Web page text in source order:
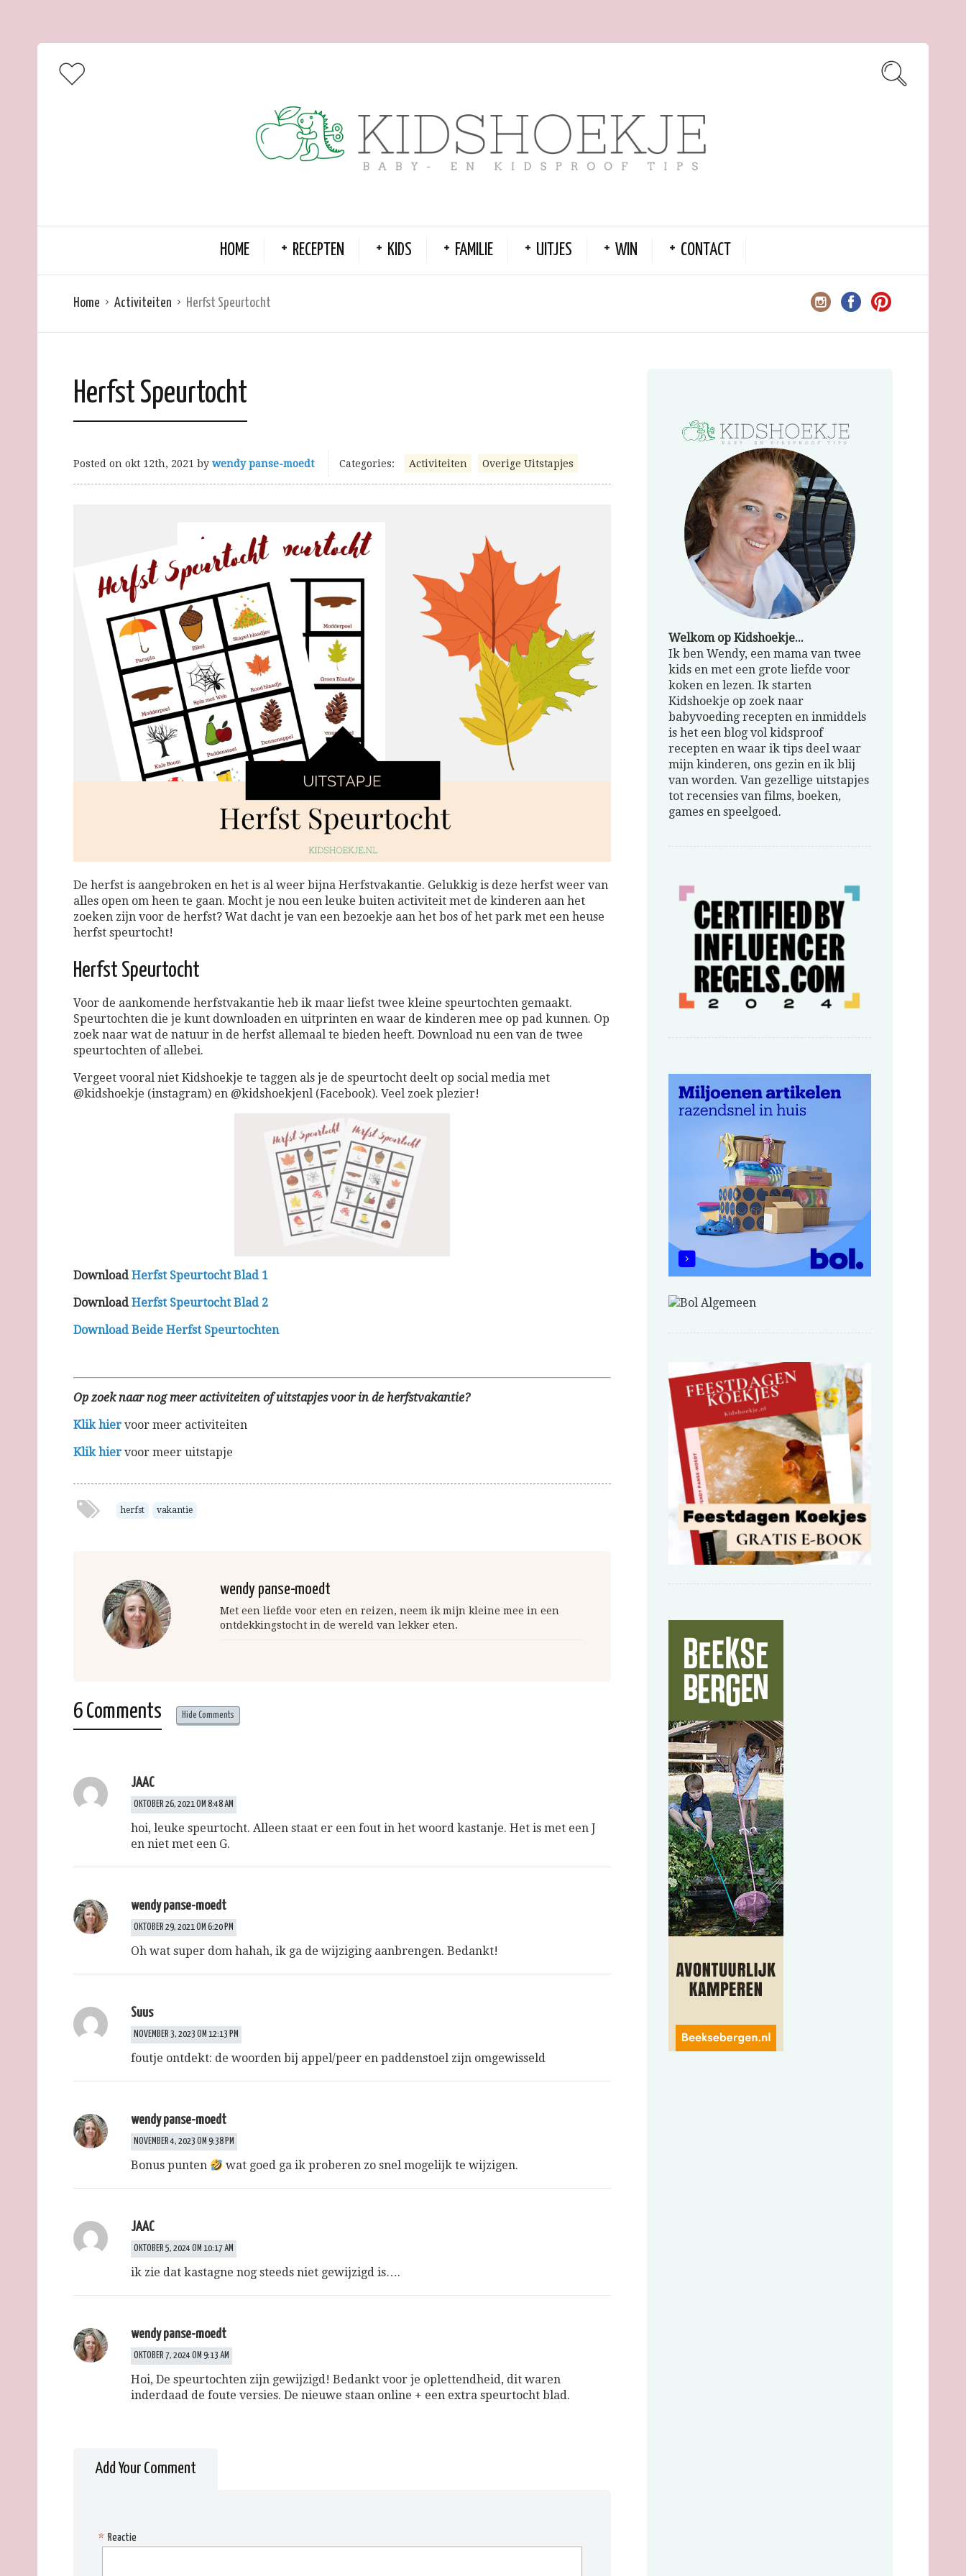
HOME RECEPTEN KIDS FAMILIE UITJES WIN CONTACT
Home Activiteiten Herfst Speurtocht
Herfst Speurtocht
Posted on okt 12th, 2021 by wendy panse-moedt Categories: Activiteiten Overige Uitstapjes
De herfst is aangebroken en het is al weer bijna Herfstvakantie. Gelukkig is deze herfst weer van
alles open om heen te gaan. Mocht je nou een leuke buiten activiteit met de kinderen aan het
zoeken zijn voor de herfst? Wat dacht je van een bezoekje aan het bos of het park met een heuse
herfst speurtocht!
Herfst Speurtocht
Voor de aankomende herfstvakantie heb ik maar liefst twee kleine speurtochten gemaakt.
Speurtochten die je kunt downloaden en uitprinten en waar de kinderen mee op pad kunnen. Op
zoek naar wat de natuur in de herfst allemaal te bieden heeft. Download nu een van de twee
speurtochten of allebei.
Vergeet vooral niet Kidshoekje te taggen als je de speurtocht deelt op social media met
@kidshoekje (instagram) en @kidshoekjenl (Facebook). Veel zoek plezier!
Download Herfst Speurtocht Blad 1
Download Herfst Speurtocht Blad 2
Download Beide Herfst Speurtochten
Op zoek naar nog meer activiteiten of uitstapjes voor in de herfstvakantie?
Klik hier voor meer activiteiten
Klik hier voor meer uitstapje
herfst vakantie
wendy panse-moedt
Met een liefde voor eten en reizen, neem ik mijn kleine mee in een
ontdekkingstocht in de wereld van lekker eten.
6 Comments Hide Comments
JAAC
OKTOBER 26, 2021 OM 8:48 AM
hoi, leuke speurtocht. Alleen staat er een fout in het woord kastanje. Het is met een J
en niet met een G.
wendy panse-moedt
OKTOBER 29, 2021 OM 6:20 PM
Oh wat super dom hahah, ik ga de wijziging aanbrengen. Bedankt!
Suus
NOVEMBER 3, 2023 OM 12:13 PM
foutje ontdekt: de woorden bij appel/peer en paddenstoel zijn omgewisseld
wendy panse-moedt
NOVEMBER 4, 2023 OM 9:38 PM
Bonus punten wat goed ga ik proberen zo snel mogelijk te wijzigen.
JAAC
OKTOBER 5, 2024 OM 10:17 AM
ik zie dat kastagne nog steeds niet gewijzigd is….
wendy panse-moedt
OKTOBER 7, 2024 OM 9:13 AM
Hoi, De speurtochten zijn gewijzigd! Bedankt voor je oplettendheid, dit waren
inderdaad de foute versies. De nieuwe staan online + een extra speurtocht blad.
Add Your Comment
Reactie
*
Welkom op Kidshoekje...
Ik ben Wendy, een mama van twee
kids en met een grote liefde voor
koken en lezen. Ik starten
Kidshoekje op zoek naar
babyvoeding recepten en inmiddels
is het een blog vol kidsproof
recepten en waar ik tips deel waar
mijn kinderen, ons gezin en ik blij
van worden. Van gezellige uitstapjes
tot recensies van films, boeken,
games en speelgoed.